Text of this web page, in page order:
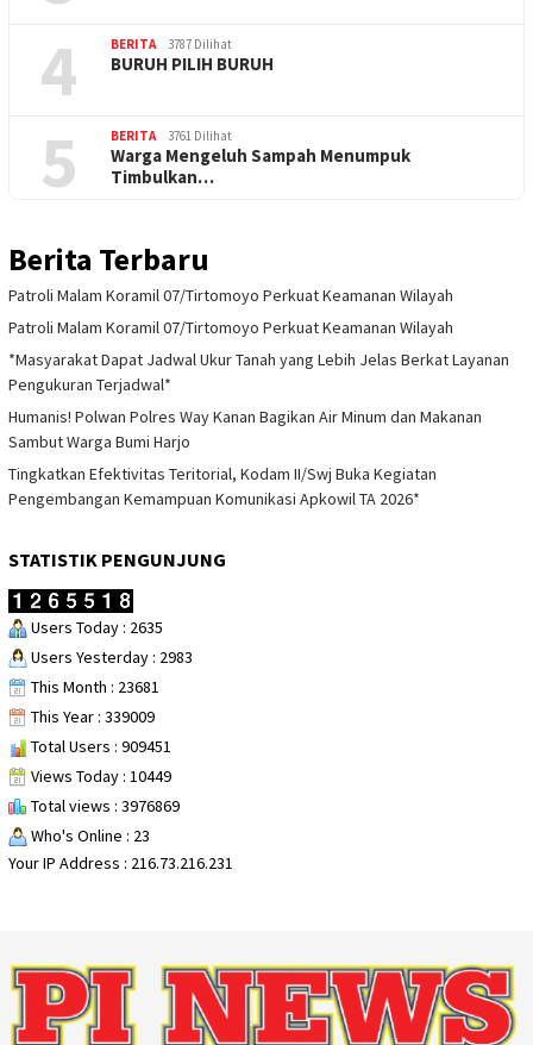
4 BERITA 3787 Dilihat
BURUH PILIH BURUH
5 BERITA 3761 Dilihat
Warga Mengeluh Sampah Menumpuk
Timbulkan…
Berita Terbaru
Patroli Malam Koramil 07/Tirtomoyo Perkuat Keamanan Wilayah
Patroli Malam Koramil 07/Tirtomoyo Perkuat Keamanan Wilayah
*Masyarakat Dapat Jadwal Ukur Tanah yang Lebih Jelas Berkat Layanan
Pengukuran Terjadwal*
Humanis! Polwan Polres Way Kanan Bagikan Air Minum dan Makanan
Sambut Warga Bumi Harjo
Tingkatkan Efektivitas Teritorial, Kodam II/Swj Buka Kegiatan
Pengembangan Kemampuan Komunikasi Apkowil TA 2026*
STATISTIK PENGUNJUNG
Users Today : 2635
Users Yesterday : 2983
This Month : 23681
This Year : 339009
Total Users : 909451
Views Today : 10449
Total views : 3976869
Who's Online : 23
Your IP Address : 216.73.216.231